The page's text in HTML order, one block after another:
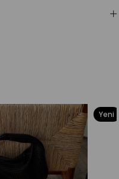
Yeni
Ürün